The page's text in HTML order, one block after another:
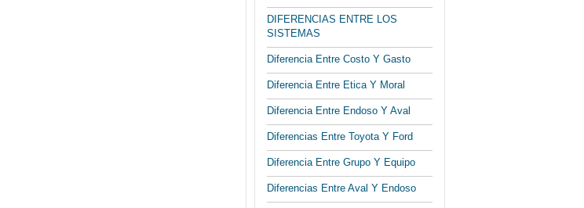
DIFERENCIAS ENTRE LOS
SISTEMAS
Diferencia Entre Costo Y Gasto
Diferencia Entre Etica Y Moral
Diferencia Entre Endoso Y Aval
Diferencias Entre Toyota Y Ford
Diferencia Entre Grupo Y Equipo
Diferencias Entre Aval Y Endoso